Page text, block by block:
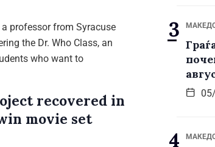
professor from Syracuse
the Dr. Who Class, an
who want to
recovered in
movie set